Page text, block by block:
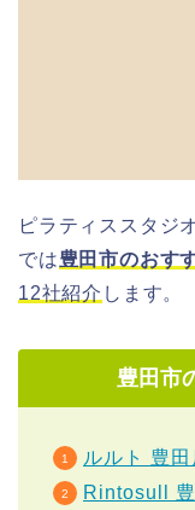
ピラティススタジ
では豊田市のおす
12社紹介 します。
豊田市
ルルト 豊田
Rintosull